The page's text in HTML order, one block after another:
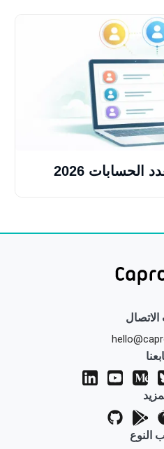
الحسابات 2026
النوع